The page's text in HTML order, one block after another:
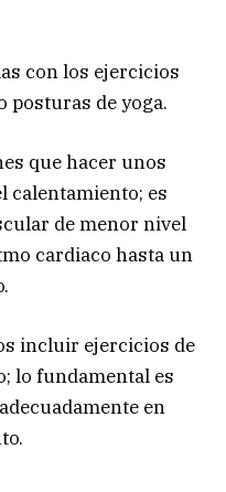
con los ejercicios
posturas de yoga.
que hacer unos
calentamiento; es
de menor nivel
cardiaco hasta un
incluir ejercicios de
lo fundamental es
en